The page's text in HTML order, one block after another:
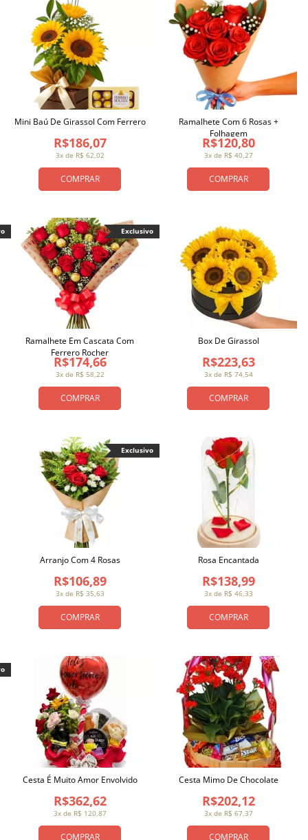
COMPRAR
3x de R$ 62,02
R$186,07
Mini Baú De Girassol Com Ferrero
COMPRAR
3x de R$ 40,27
R$120,80
Ramalhete Com 6 Rosas +
Folhagem
COMPRAR
3x de R$ 58,22
R$174,66
Ramalhete Em Cascata Com
Ferrero Rocher
Exclusivo
COMPRAR
3x de R$ 74,54
R$223,63
Box De Girassol
COMPRAR
3x de R$ 35,63
R$106,89
Arranjo Com 4 Rosas
Exclusivo
COMPRAR
3x de R$ 46,33
R$138,99
Rosa Encantada
COMPRAR
3x de R$ 120,87
R$362,62
Cesta É Muito Amor Envolvido
COMPRAR
3x de R$ 67,37
R$202,12
Cesta Mimo De Chocolate